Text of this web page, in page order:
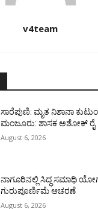
v4team
ಸಾರೆಪುಣಿ: ಮೃತ ನಿಶಾನಾ
ಮಂಜೂರು: ಶಾಸಕ ಅಶೋಕ್ ರೈ
August 6, 2026
ನಾಗೂರಿನಲ್ಲಿ ಸಿದ್ಧ ಸಮಾಧಿ
ಗುರುಪೂರ್ಣಿಮೆ ಆಚರಣೆ
August 6, 2026